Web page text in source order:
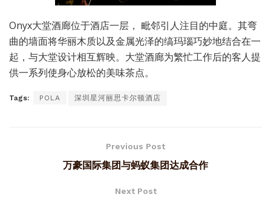
Onyx大堂酒廊位于酒店一层， 毗邻引人注目的中庭。其弯
曲的墙面将华丽木质以及金属光泽的缟玛瑙巧妙地结合在一
起，与大堂设计相互辉映。大堂酒廊为繁忙工作后的客人提
供一系列使身心放松的美味茶点。
Tags: POLA 深圳星河丽思卡尔顿酒店
Previous Post
万豪国际集团与蚂蚁集团达成合作
Next Post